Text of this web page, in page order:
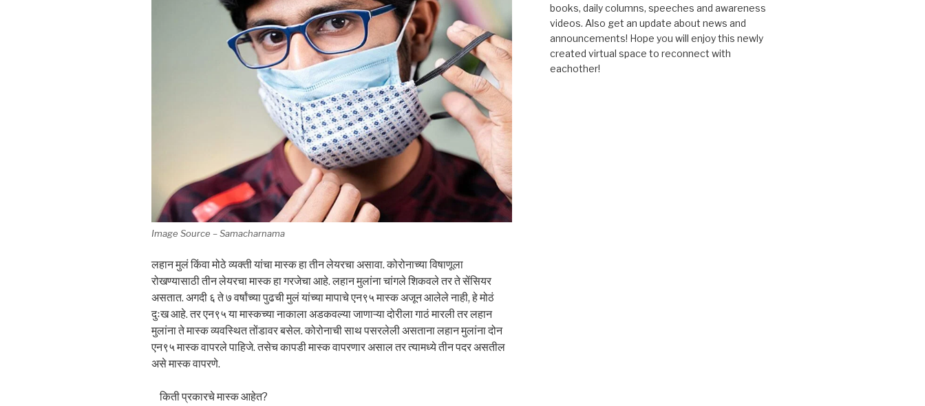
Image Source – Samacharnama
लहान मुलं किंवा मोठे व्यक्ती यांचा मास्क हा तीन लेयरचा असावा. कोरोनाच्या विषाणूला
रोखण्यासाठी तीन लेयरचा मास्क हा गरजेचा आहे. लहान मुलांना चांगले शिकवले तर ते सेंसियर
असतात. अगदी ६ ते ७ वर्षांच्या पुढची मुलं यांच्या मापाचे एन९५ मास्क अजून आलेले नाही, हे मोठं
दुःख आहे. तर एन९५ या मास्कच्या नाकाला अडकवल्या जाणाऱ्या दोरीला गाठं मारली तर लहान
मुलांना ते मास्क व्यवस्थित तोंडावर बसेल. कोरोनाची साथ पसरलेली असताना लहान मुलांना दोन
एन९५ मास्क वापरले पाहिजे. तसेच कापडी मास्क वापरणार असाल तर त्यामध्ये तीन पदर असतील
असे मास्क वापरणे.
किती प्रकारचे मास्क आहेत?
books, daily columns, speeches and awareness
videos. Also get an update about news and
announcements! Hope you will enjoy this newly
created virtual space to reconnect with
eachother!